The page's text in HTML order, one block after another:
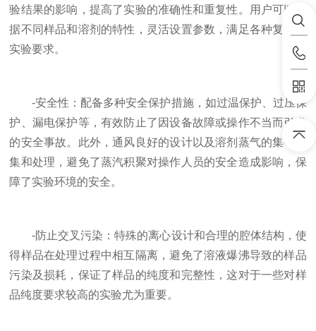
验结果的影响，提高了实验的准确性和重复性。用户可以根
据不同样品和溶剂的特性，灵活设置参数，满足各种复杂的
实验要求。
-安全性：配备多种安全保护措施，如过温保护、过压保
护、漏电保护等，有效防止了因设备故障或操作不当而引发
的安全事故。此外，通风良好的设计以及溶剂蒸气的集中收
集和处理，避免了蒸汽积聚对操作人员的安全造成影响，保
障了实验环境的安全。
-防止交叉污染：特殊的离心设计和合理的腔体结构，使
得样品在处理过程中相互隔离，避免了溶液爆沸导致的样品
污染及损耗，保证了样品的纯度和完整性，这对于一些对样
品纯度要求较高的实验尤为重要。